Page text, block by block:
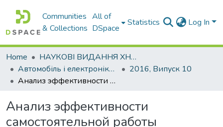
Communities
& Collections
All of
DSpace
Statistics Log In
Home
НАУКОВІ ВИДАННЯ ХНАДУ
Автомобіль і електроніка. Сучасні технології
2016, Випуск 10
Анализ эффективности самостоятельной работы студентов с использованием информационных технологий
Анализ эффективности
самостоятельной работы